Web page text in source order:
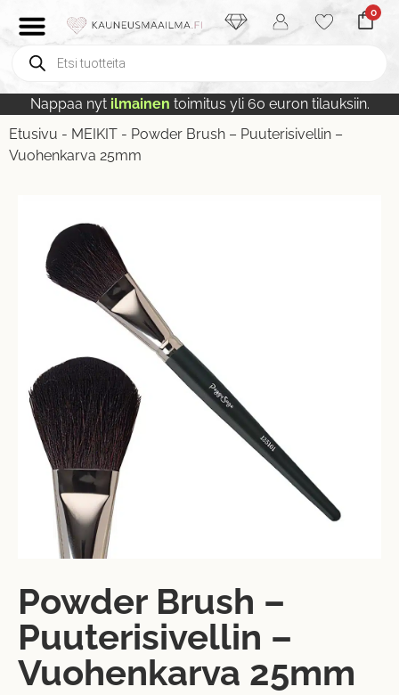
0
Nappaa nyt ilmainen toimitus yli 60 euron tilauksiin.
Etusivu - MEIKIT - Powder Brush – Puuterisivellin –
Vuohenkarva 25mm
Powder Brush –
Puuterisivellin –
Vuohenkarva 25mm